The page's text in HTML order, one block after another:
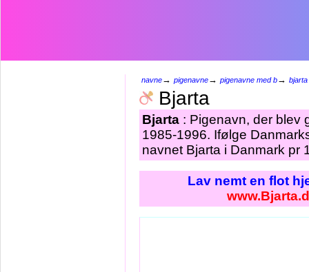
navne→ pigenavne→ pigenavne med b→ bjarta
Bjarta
Bjarta : Pigenavn, der blev
1985-1996. Ifølge
navnet Bjarta i Danmark pr
Lav nemt en flot